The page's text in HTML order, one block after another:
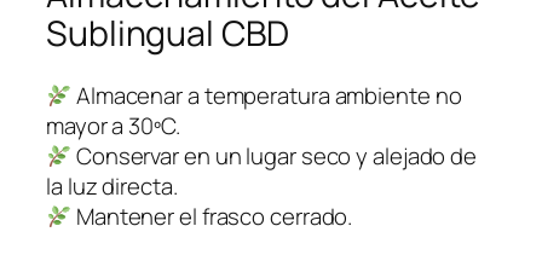
Sublingual CBD
Almacenar a temperatura ambiente no
mayor a 30ºC.
Conservar en un lugar seco y alejado de
la luz directa.
Mantener el frasco cerrado.